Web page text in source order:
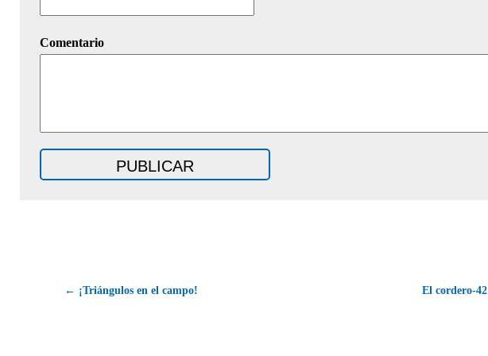
Comentario
← ¡Triángulos en el campo! El cordero-